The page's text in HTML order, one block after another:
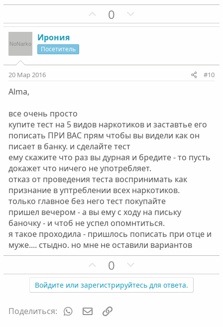
П
о
т
й
г
о
л
о
с
0
е
т
й
г
л
о
с
Ирония
Посетитель
20 Мар 2016 #10
Alma,
все очень просто
купите тест на 5 видов наркотиков и заставтье его
пописать ПРИ ВАС прям чтобы вы видели как он
писает в банку. и сделайте тест
ему скажите что раз вы дурная и бредите - то пусть
докажет что ничего не употребляет.
отказ от проведения теста воспринимать как
признание в уптреблении всех наркотиков.
только главное без него тест покупайте
пришел вечером - а вы ему с ходу на письку
баночку - и чтоб не успел опомнтиться.
я такое проходила - пришлось пописать при отце и
муже.... стыдно. но мне не оставили вариантов
П
о
з
т
0
е
г
Войдите или зарегистрируйтесь для ответа.
Поделиться: WhatsAppЭлектронная почта